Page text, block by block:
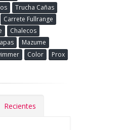
Trucha Cañas
Carrete Fullrange
Chalecos
Mazume
Color
Prox
Recientes